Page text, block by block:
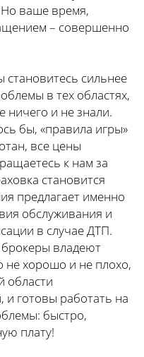
Но ваше время,
– совершенно
сильнее
в тех областях,
и не знали.
бы, «правила игры»
все цены
к нам за
становится
предлагает именно
обслуживания и
в случае ДТП.
владеют
не хорошо и не плохо,
области
и готовы работать на
быстро,
плату!